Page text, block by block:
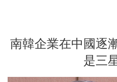
南韓企業在中國
是三